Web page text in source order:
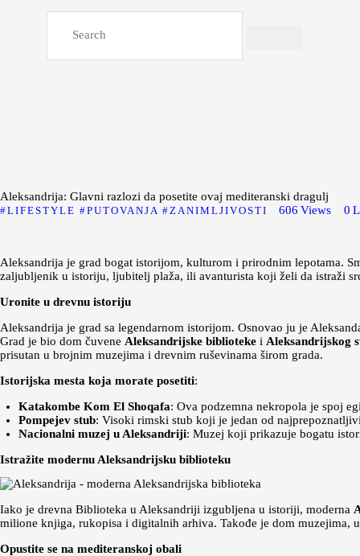
Aleksandrija: Glavni razlozi da posetite ovaj mediteranski dragulj
LIFESTYLE PUTOVANJA ZANIMLJIVOSTI 606 Views 0
Aleksandrija je grad bogat istorijom, kulturom i prirodnim lepotama.
zaljubljenik u istoriju, ljubitelj plaža, ili avanturista koji želi da istraži
Uronite u drevnu istoriju
Aleksandrija je grad sa legendarnom istorijom. Osnovao ju je
Grad je bio dom čuvene Aleksandrijske biblioteke i Aleksandrijskog
prisutan u brojnim muzejima i drevnim ruševinama širom grada.
Istorijska mesta koja morate posetiti:
Katakombe Kom El Shoqafa: Ova podzemna nekropola je spoj
Pompejev stub: Visoki rimski stub koji je jedan od
Nacionalni muzej u Aleksandriji: Muzej koji prikazuje bogatu
Istražite modernu Aleksandrijsku biblioteku
Iako je drevna Biblioteka u Aleksandriji izgubljena u istoriji, moderna
milione knjiga, rukopisa i digitalnih arhiva. Takođe je dom muzejima,
Opustite se na mediteranskoj obali